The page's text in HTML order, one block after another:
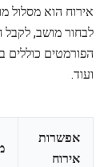
אירוח הוא מסלול
הפורמטים כוללים
ועוד.
אפשרות
אירוח